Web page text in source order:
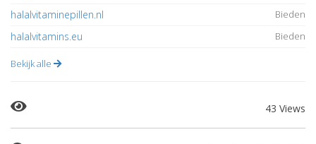
halalvitaminepillen.nl Bieden
halalvitamins.eu Bieden
Bekijk alle
43 Views